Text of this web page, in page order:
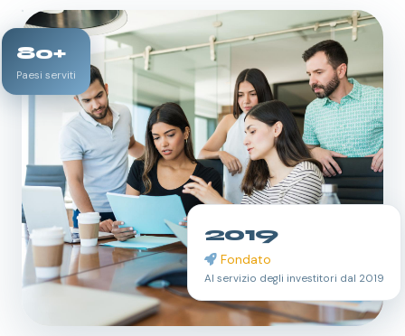
2019
Fondato
Al servizio degli investitori dal 2019
80+
Paesi serviti